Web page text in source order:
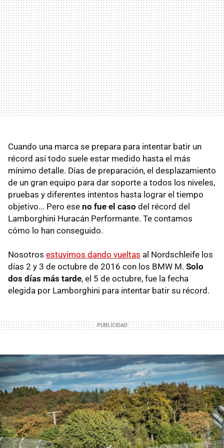
Cuando una marca se prepara para intentar batir un
récord así todo suele estar medido hasta el más
mínimo detalle. Días de preparación, el desplazamiento
de un gran equipo para dar soporte a todos los niveles,
pruebas y diferentes intentos hasta lograr el tiempo
objetivo... Pero ese no fue el caso del récord del
Lamborghini Huracán Performante. Te contamos
cómo lo han conseguido.
Nosotros estuvimos dando vueltas al Nordschleife los
días 2 y 3 de octubre de 2016 con los BMW M. Solo
dos días más tarde, el 5 de octubre, fue la fecha
elegida por Lamborghini para intentar batir su récord.